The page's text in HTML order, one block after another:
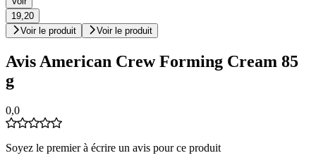
19,20
Voir le produit
Voir le produit
Avis American Crew Forming Cream 85
g
0,0
Soyez le premier à écrire un avis pour ce produit